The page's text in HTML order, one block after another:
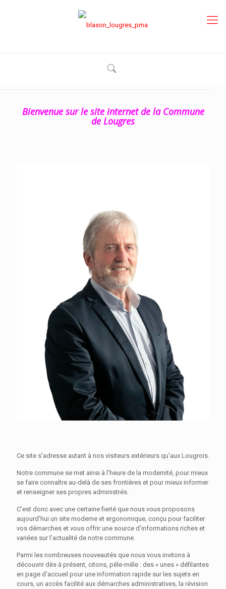
Bienvenue sur le site internet de la Commune
de Lougres
Ce site s'adresse autant à nos visiteurs extérieurs qu'aux Lougrois.
Notre commune se met ainsi à l'heure de la modernité, pour mieux
se faire connaître au-delà de ses frontières et pour mieux informer
et renseigner ses propres administrés.
C’est donc avec une certaine fierté que nous vous proposons
aujourd’hui un site moderne et ergonomique, conçu pour faciliter
vos démarches et vous offrir une source d’informations riches et
variées sur l’actualité de notre commune.
Parmi les nombreuses nouveautés que nous vous invitons à
découvrir dès à présent, citons, pêle-mêle : des « unes » défilantes
en page d’accueil pour une information rapide sur les sujets en
cours, un accès facilité aux démarches administratives, la révision